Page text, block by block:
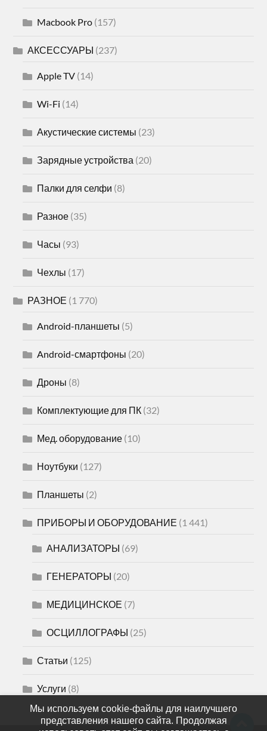
Macbook Pro (157)
АКСЕССУАРЫ (237)
Apple TV (14)
Wi-Fi (14)
Акустические системы (23)
Зарядные устройства (20)
Палки для селфи (8)
Разное (35)
Часы (93)
Чехлы (17)
РАЗНОЕ (1 770)
Android-планшеты (5)
Android-смартфоны (20)
Дроны (8)
Комплектующие для ПК (32)
Мед. оборудование (10)
Ноутбуки (127)
Планшеты (2)
ПРИБОРЫ И ОБОРУДОВАНИЕ (1 441)
АНАЛИЗАТОРЫ (69)
ГЕНЕРАТОРЫ (20)
МЕДИЦИНСКОЕ (7)
ОСЦИЛЛОГРАФЫ (25)
Статьи (125)
Услуги (8)
Мы используем cookie-файлы для наилучшего
представления нашего сайта. Продолжая